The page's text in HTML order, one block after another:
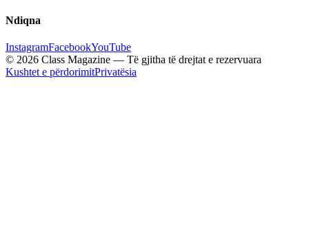
Ndiqna
InstagramFacebookYouTube
© 2026 Class Magazine — Të gjitha të drejtat e rezervuara
Kushtet e përdorimitPrivatësia